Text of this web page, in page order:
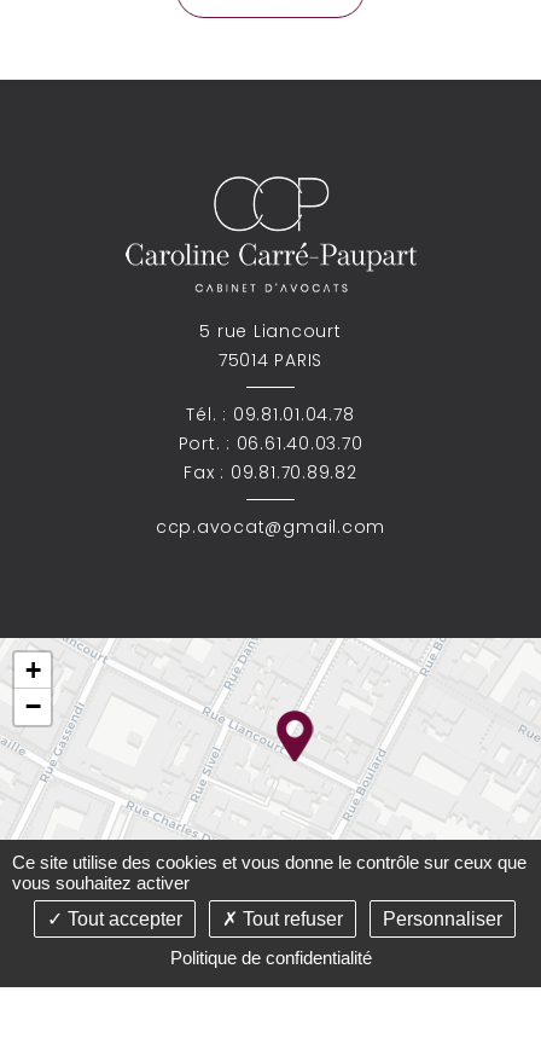
5 rue Liancourt
75014 PARIS
Tél. : 09.81.01.04.78
Port. : 06.61.40.03.70
Fax : 09.81.70.89.82
ccp.avocat@gmail.com
+
−
Leaflet
©2021-26 Cabinet Carré-Paupart - Tous droits réservés -
Conception :Absolute Communication& Réalisation :
Ce site utilise des cookies et vous donne le contrôle sur ceux que
vous souhaitez activer
Tout accepter
Tout refuser
Personnaliser
Politique de confidentialité